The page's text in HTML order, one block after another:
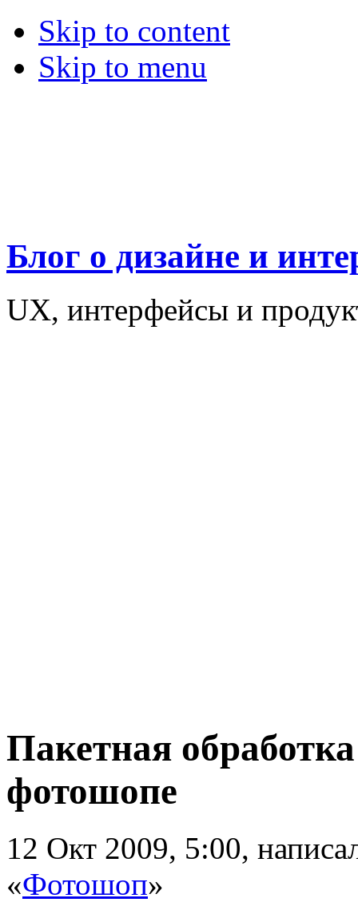
Skip to content
Skip to menu
Блог о дизайне и
UX, интерфейсы и
Пакетная
фотошопе
12 Окт 2009, 5:00,
«Фотошоп»